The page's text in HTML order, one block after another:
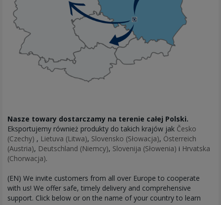
Nasze towary dostarczamy na terenie całej Polski.
Eksportujemy również produkty do takich krajów jak Česko
(Czechy) , Lietuva (Litwa), Slovensko (Słowacja), Österreich
(Austria), Deutschland (Niemcy), Slovenija (Słowenia) i Hrvatska
(Chorwacja).
(EN) We invite customers from all over Europe to cooperate
with us! We offer safe, timely delivery and comprehensive
support. Click below or on the name of your country to learn